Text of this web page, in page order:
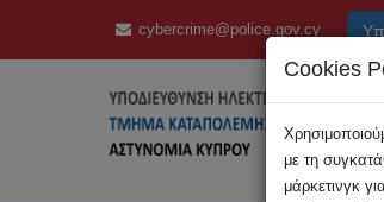
cybercrime@police.gov.cy
Cookies
με τη
μάρκετινγκ